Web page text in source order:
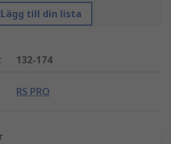
Lägg till din lista
:
132-174
RS PRO